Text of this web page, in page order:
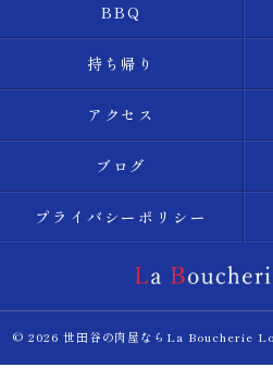
BBQ
持ち帰り
アクセス
ブログ
プライバシーポリシー
© 2026 世田谷の肉屋ならLa Boucherie